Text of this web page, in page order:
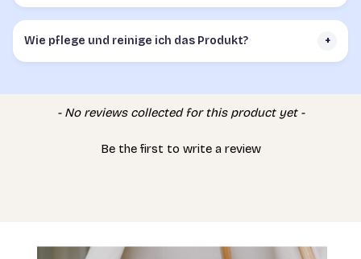
Wie pflege und reinige ich das Produkt? +
- No reviews collected for this product yet -
Be the first to write a review
New content loaded